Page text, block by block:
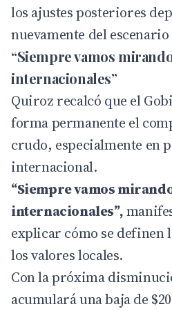
los ajustes posteriores
nuevamente del
“Siempre vamos
internacionales”
Quiroz recalcó que el
forma permanente el
crudo, especialmente en
internacional.
“Siempre vamos
internacionales”,
explicar cómo se definen
los valores locales.
Con la próxima
acumulará una baja de